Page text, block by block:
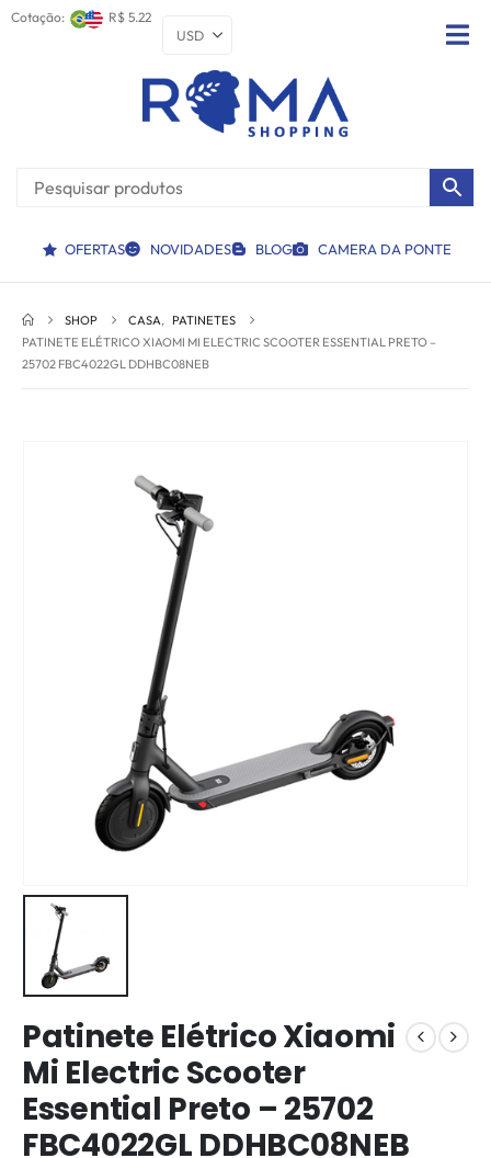
Cotação: R$ 5.22
OFERTAS NOVIDADES BLOG CAMERA DA PONTE
SHOP CASA, PATINETES
PATINETE ELÉTRICO XIAOMI MI ELECTRIC SCOOTER ESSENTIAL PRETO –
25702 FBC4022GL DDHBC08NEB
Patinete Elétrico Xiaomi
Mi Electric Scooter
Essential Preto – 25702
FBC4022GL DDHBC08NEB